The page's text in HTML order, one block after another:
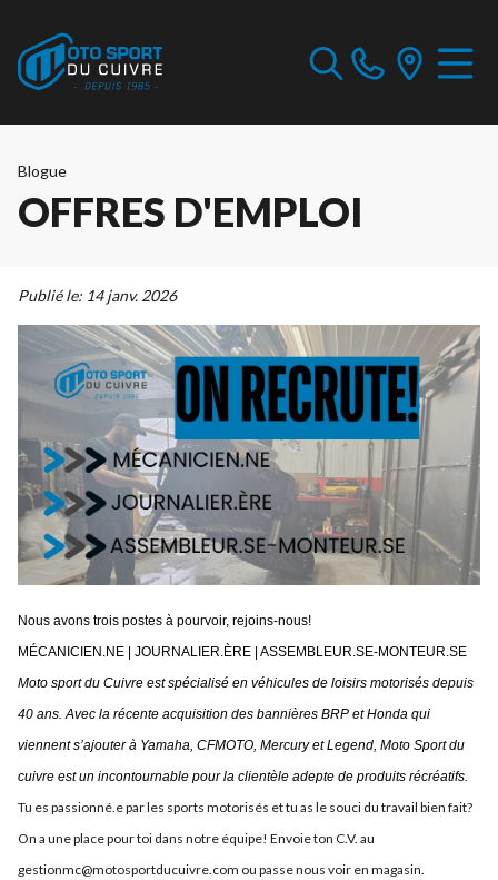
Blogue
OFFRES D'EMPLOI
Publié le: 14 janv. 2026
Nous avons trois postes à pourvoir, rejoins-nous!
MÉCANICIEN.NE | JOURNALIER.ÈRE | ASSEMBLEUR.SE-MONTEUR.SE
Moto sport du Cuivre est spécialisé en véhicules de loisirs motorisés depuis
40 ans. Avec la récente acquisition des bannières BRP et Honda qui
viennent s’ajouter à Yamaha, CFMOTO, Mercury et Legend, Moto Sport du
cuivre est un incontournable pour la clientèle adepte de produits récréatifs.
Tu es passionné.e par les sports motorisés et tu as le souci du travail bien fait?
On a une place pour toi dans notre équipe! Envoie ton C.V. au
gestionmc@motosportducuivre.com ou passe nous voir en magasin.